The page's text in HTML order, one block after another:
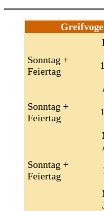
Sonntag +
Feiertag
Sonntag +
Feiertag
Sonntag +
Feiertag